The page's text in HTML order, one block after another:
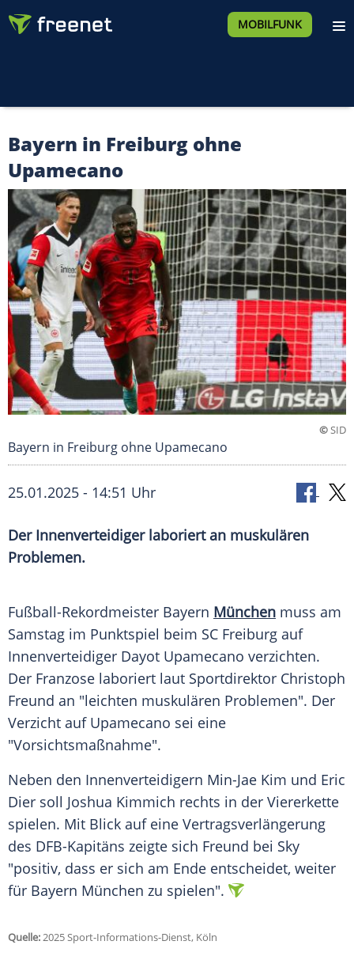
MOBILFUNK
Bayern in Freiburg ohne
Upamecano
©SID
Bayern in Freiburg ohne Upamecano
25.01.2025 - 14:51 Uhr
Der Innenverteidiger laboriert an muskulären
Problemen.
Fußball-Rekordmeister Bayern München muss am
Samstag im Punktspiel beim SC Freiburg auf
Innenverteidiger Dayot Upamecano verzichten.
Der Franzose laboriert laut Sportdirektor Christoph
Freund an "leichten muskulären Problemen". Der
Verzicht auf Upamecano sei eine
"Vorsichtsmaßnahme".
Neben den Innenverteidigern Min-Jae Kim und Eric
Dier soll Joshua Kimmich rechts in der Viererkette
spielen. Mit Blick auf eine Vertragsverlängerung
des DFB-Kapitäns zeigte sich Freund bei Sky
"positiv, dass er sich am Ende entscheidet, weiter
für Bayern München zu spielen".
Quelle:2025 Sport-Informations-Dienst, Köln